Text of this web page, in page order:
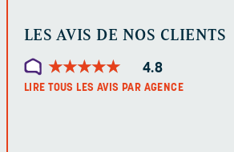
LES AVIS DE NOS CLIENTS
★★★★★
★★★★★ 4.8
LIRE TOUS LES AVIS PAR AGENCE